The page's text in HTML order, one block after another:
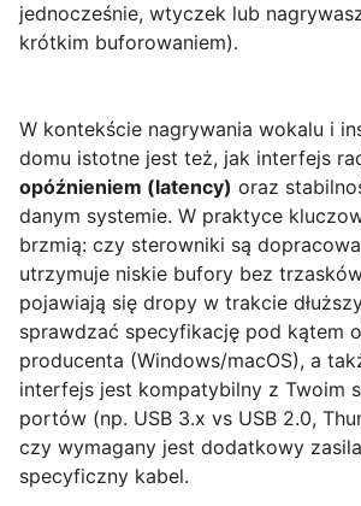
jednocześnie, wtyczek lub
krótkim buforowaniem).
W kontekście nagrywania wokalu i
domu istotne jest też, jak interfejs
opóźnieniem (latency) oraz
danym systemie. W praktyce
brzmią: czy sterowniki są
utrzymuje niskie bufory bez
pojawiają się dropy w trakcie
sprawdzać specyfikację pod kątem
producenta (Windows/macOS), a
interfejs jest kompatybilny z Twoim
portów (np. USB 3.x vs USB 2.0,
czy wymagany jest dodatkowy
specyficzny kabel.